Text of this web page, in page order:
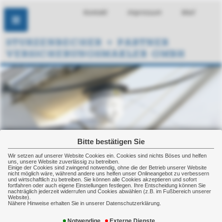
Bitte bestätigen Sie
Wir setzen auf unserer Website Cookies ein. Cookies sind nichts Böses und helfen
uns, unsere Website zuverlässig zu betreiben.
Einige der Cookies sind zwingend notwendig, ohne die der Betrieb unserer Website
nicht möglich wäre, während andere uns helfen unser Onlineangebot zu verbessern
und wirtschaftlich zu betreiben. Sie können alle Cookies akzeptieren und sofort
fortfahren oder auch eigene Einstellungen festlegen. Ihre Entscheidung können Sie
nachträglich jederzeit widerrufen und Cookies abwählen (z.B. im Fußbereich unserer
Website).
Nähere Hinweise erhalten Sie in unserer Datenschutzerklärung.
Kontakt Impressum Mail